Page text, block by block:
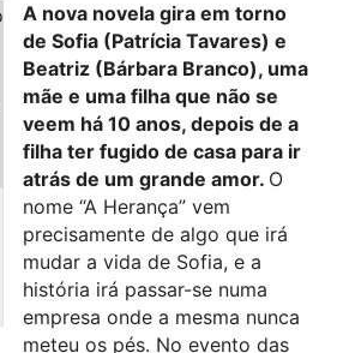
A nova novela gira em torno
de Sofia (Patrícia Tavares) e
Beatriz (Bárbara Branco), uma
mãe e uma filha que não se
veem há 10 anos, depois de a
filha ter fugido de casa para ir
atrás de um grande amor. O
nome “A Herança” vem
precisamente de algo que irá
mudar a vida de Sofia, e a
história irá passar-se numa
empresa onde a mesma nunca
meteu os pés. No evento das